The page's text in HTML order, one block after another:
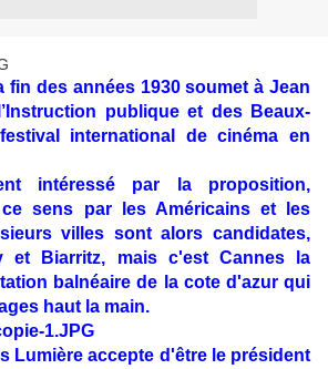
fin des années 1930 soumet à Jean
publique et des Beaux-
international de cinéma en
intéressé par la proposition,
sens par les Américains et les
villes sont alors candidates,
et Biarritz, mais c'est Cannes la
balnéaire de la cote d'azur qui
haut la main.
Lumière accepte d'être le président